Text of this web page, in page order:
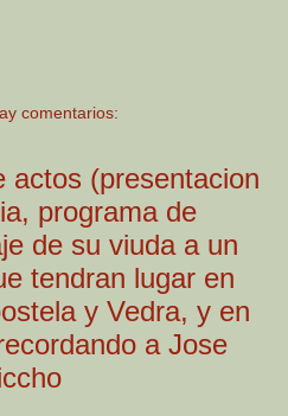
comentarios:
actos (presentacion
programa de
de su viuda a un
tendran lugar en
y Vedra, y en
a Jose